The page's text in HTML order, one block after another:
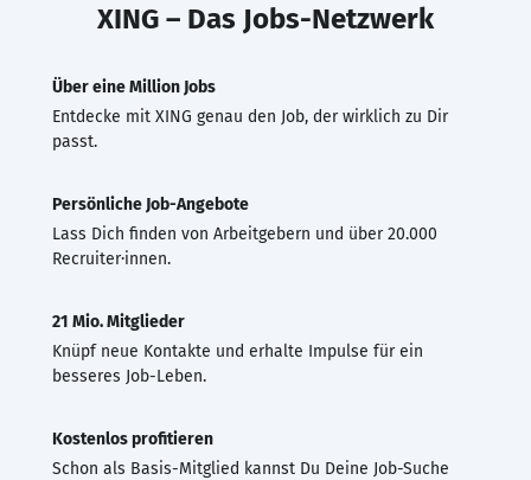
XING – Das Jobs-Netzwerk
Über eine Million Jobs
Entdecke mit XING genau den Job, der wirklich zu Dir
passt.
Persönliche Job-Angebote
Lass Dich finden von Arbeitgebern und über 20.000
Recruiter·innen.
21 Mio. Mitglieder
Knüpf neue Kontakte und erhalte Impulse für ein
besseres Job-Leben.
Kostenlos profitieren
Schon als Basis-Mitglied kannst Du Deine Job-Suche